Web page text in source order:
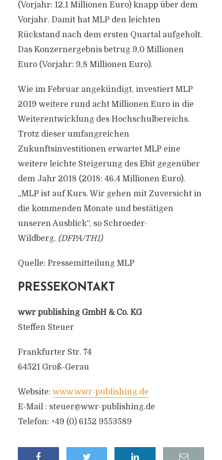
(Vorjahr: 12,1 Millionen Euro) knapp über dem
Vorjahr. Damit hat MLP den leichten
Rückstand nach dem ersten Quartal aufgeholt.
Das Konzernergebnis betrug 9,0 Millionen
Euro (Vorjahr: 9,8 Millionen Euro).
Wie im Februar angekündigt, investiert MLP
2019 weitere rund acht Millionen Euro in die
Weiterentwicklung des Hochschulbereichs.
Trotz dieser umfangreichen
Zukunftsinvestitionen erwartet MLP eine
weitere leichte Steigerung des Ebit gegenüber
dem Jahr 2018 (2018: 46,4 Millionen Euro).
„MLP ist auf Kurs. Wir gehen mit Zuversicht in
die kommenden Monate und bestätigen
unseren Ausblick“, so Schroeder-
Wildberg. (DFPA/TH1)
Quelle: Pressemitteilung MLP
PRESSEKONTAKT
wwr publishing GmbH & Co. KG
Steffen Steuer
Frankfurter Str. 74
64521 Groß-Gerau
Website: www.wwr-publishing.de
E-Mail : steuer@wwr-publishing.de
Telefon: +49 (0) 6152 9553589